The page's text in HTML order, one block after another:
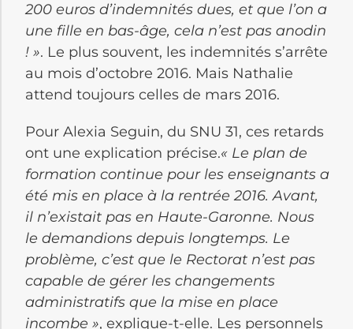
200 euros d’indemnités dues, et que l’on a
une fille en bas-âge, cela n’est pas anodin
! ». Le plus souvent, les indemnités s’arrête
au mois d’octobre 2016. Mais Nathalie
attend toujours celles de mars 2016.
Pour Alexia Seguin, du SNU 31, ces retards
ont une explication précise.« Le plan de
formation continue pour les enseignants a
été mis en place à la rentrée 2016. Avant,
il n’existait pas en Haute-Garonne. Nous
le demandions depuis longtemps. Le
problème, c’est que le Rectorat n’est pas
capable de gérer les changements
administratifs que la mise en place
incombe », explique-t-elle. Les personnels